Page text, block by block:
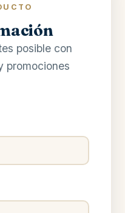
posible con
promociones